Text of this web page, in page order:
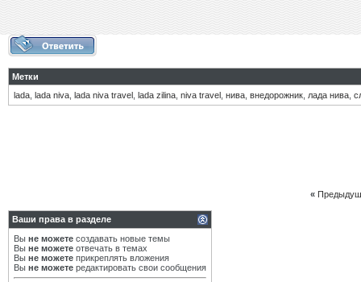
Метки
lada lada niva lada niva travel lada zilina niva travel нива внедорожник лада нива
«
Ваши права в разделе
Вы не можете создавать новые темы
Вы не можете отвечать в темах
Вы не можете прикреплять вложения
Вы не можете редактировать свои сообщения